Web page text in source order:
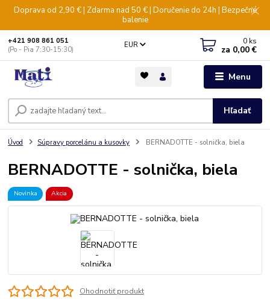
Doprava od 2,90 € | Zdarma nad 50 € | Doručenie do 24h | Bezpečné
balenie
Menu
EUR
Hľadať
+421 908 861 051
(Po - Pia 7:30-15:30)
0 ks
za 0,00 €
Úvod Súpravy porcelánu a kusovky BERNADOTTE - solnička, biela
BERNADOTTE - solnička, biela
Novinka Akcia
Ohodnotiť produkt